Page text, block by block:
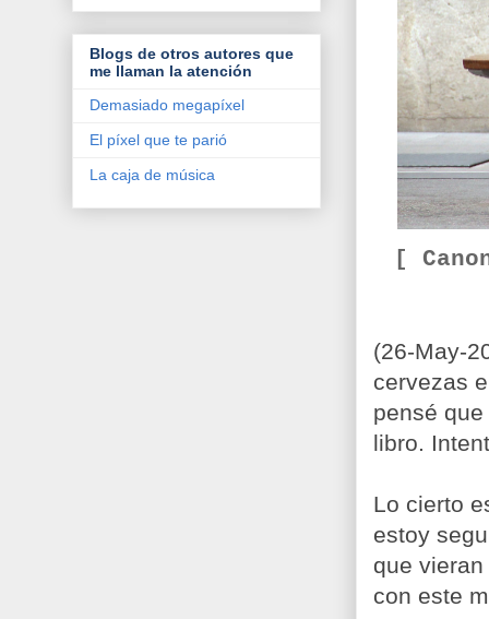
[
(26-May-
cervezas
pensé
libro.
Lo cierto
estoy
que
con este
Blogs de otros autores que
me llaman la atención
Demasiado megapíxel
El píxel que te parió
La caja de música